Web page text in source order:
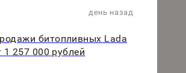
день назад
битопливных Lada
1 257 000 рублей